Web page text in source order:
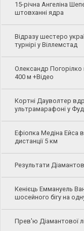
15-річна Ангеліна
штовханні ядра
Відразу шестеро
турнірі у Віллемстад
Олександр Погорілко
400 м +Відео
Кортні Дауволтер
ультрамарафоні у
Ефіопка Медіна Ейса
дистанції 5 км
Результати
Кенієць Еммануель
шосейного бігу на
Прев'ю Діамантової